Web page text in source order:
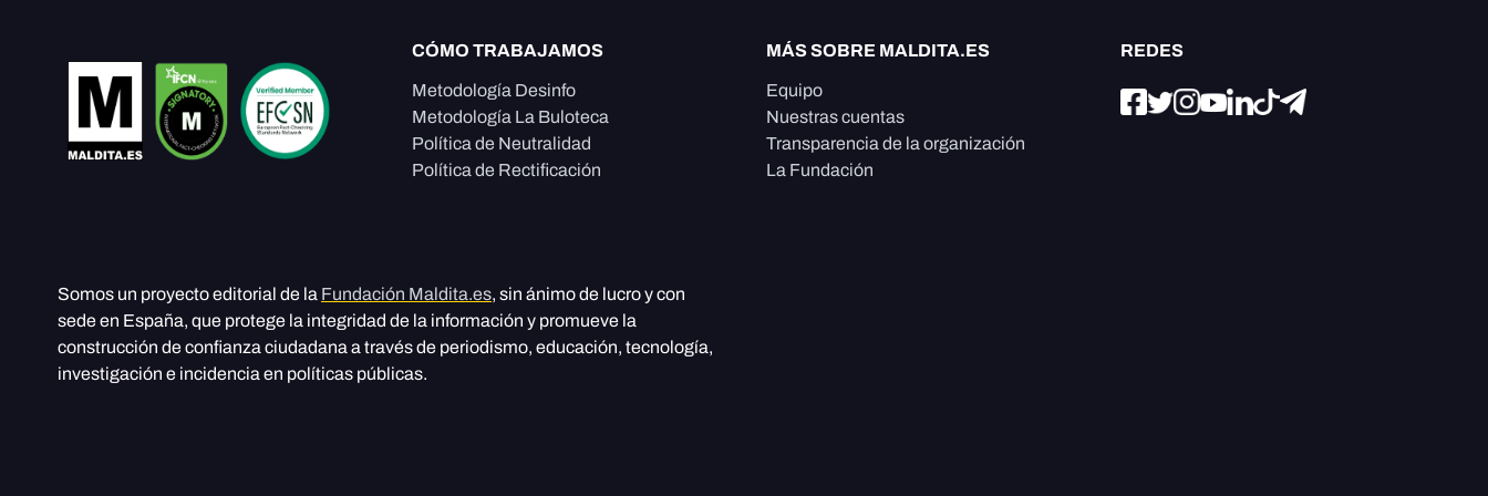
CÓMO TRABAJAMOS
Metodología Desinfo
Metodología La Buloteca
Política de Neutralidad
Política de Rectificación
MÁS SOBRE MALDITA.ES
Equipo
Nuestras cuentas
Transparencia de la organización
La Fundación
REDES
Somos un proyecto editorial de la Fundación Maldita.es, sin ánimo de lucro y con
sede en España, que protege la integridad de la información y promueve la
construcción de confianza ciudadana a través de periodismo, educación, tecnología,
investigación e incidencia en políticas públicas.